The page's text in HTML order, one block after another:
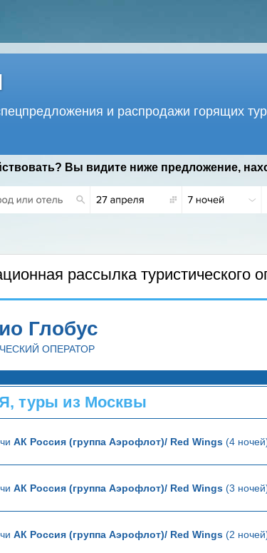
и распродажи горящих
Вы видите ниже предложение,
рассылка туристического
Глобус
ОПЕРАТОР
туры из Москвы
АК Россия (группа Аэрофлот)/ Red Wings (4
АК Россия (группа Аэрофлот)/ Red Wings (3
АК Россия (группа Аэрофлот)/ Red Wings (2